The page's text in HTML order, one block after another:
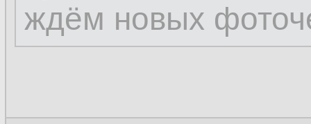
ждём новых